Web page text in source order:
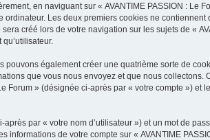
en naviguant sur « AVANTIME PASSION :
Les deux premiers cookies ne
créé lors de votre navigation sur les sujets de «
pouvons également créer une quatrième sorte de
que vous nous envoyez et que nous
Forum » (désignée ci-après par « votre compte »)
par « votre nom d’utilisateur ») et un mot de
informations de votre compte sur « AVANTIME